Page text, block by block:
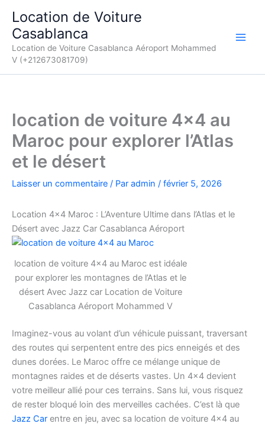
contenu
Location de Voiture
Casablanca
Location de Voiture Casablanca Aéroport Mohammed
V (+212673081709)
location de voiture 4×4 au
Maroc pour explorer l’Atlas
et le désert
Laisser un commentaire / Par admin / février 5, 2026
Location 4×4 Maroc : L’Aventure Ultime dans l’Atlas et le
Désert avec Jazz Car Casablanca Aéroport
location de voiture 4×4 au Maroc est idéale
pour explorer les montagnes de l’Atlas et le
désert Avec Jazz car Location de Voiture
Casablanca Aéroport Mohammed V
Imaginez-vous au volant d’un véhicule puissant, traversant
des routes qui serpentent entre des pics enneigés et des
dunes dorées. Le Maroc offre ce mélange unique de
montagnes raides et de déserts vastes. Un 4×4 devient
votre meilleur allié pour ces terrains. Sans lui, vous risquez
de rester bloqué loin des merveilles cachées. C’est là que
Jazz Car entre en jeu, avec sa location de voiture 4×4 au